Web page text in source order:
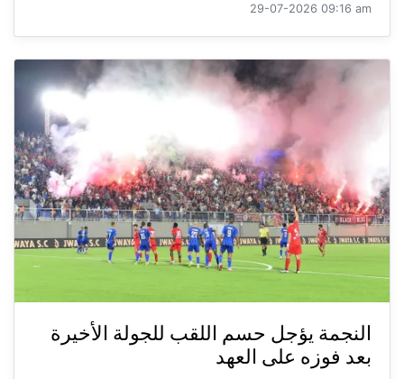
29-07-2026 09:16 am
النجمة يؤجل حسم اللقب للجولة الأخيرة
بعد فوزه على العهد